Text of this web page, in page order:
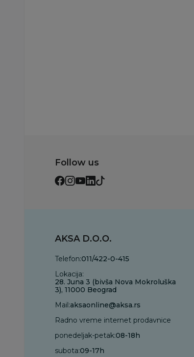
Follow us
AKSA D.O.O.
Telefon:011/422-0-415
Lokacija:
28. Juna 3 (bivša Nova Mokroluška
3), 11000 Beograd
Mail:aksaonline@aksa.rs
Radno vreme internet prodavnice
ponedeljak-petak:08-18h
subota:09-17h